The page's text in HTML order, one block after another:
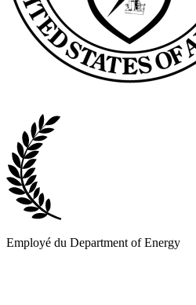
Employé du Department of Energy